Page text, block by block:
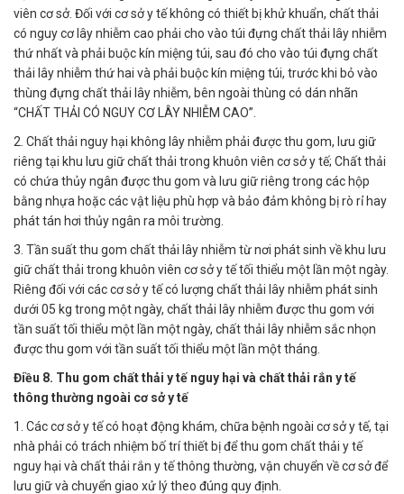
viên cơ sở. Đối với cơ sở y tế không có thiết bị khử khuẩn, chất thải
có nguy cơ lây nhiễm cao phải cho vào túi đựng chất thải lây nhiễm
thứ nhất và phải buộc kín miệng túi, sau đó cho vào túi đựng chất
thải lây nhiễm thứ hai và phải buộc kín miệng túi, trước khi bỏ vào
thùng đựng chất thải lây nhiễm, bên ngoài thùng có dán nhãn
“CHẤT THẢI CÓ NGUY CƠ LÂY NHIỄM CAO”.
2. Chất thải nguy hại không lây nhiễm phải được thu gom, lưu giữ
riêng tại khu lưu giữ chất thải trong khuôn viên cơ sở y tế; Chất thải
có chứa thủy ngân được thu gom và lưu giữ riêng trong các hộp
bằng nhựa hoặc các vật liệu phù hợp và bảo đảm không bị rò rỉ hay
phát tán hơi thủy ngân ra môi trường.
3. Tần suất thu gom chất thải lây nhiễm từ nơi phát sinh về khu lưu
giữ chất thải trong khuôn viên cơ sở y tế tối thiểu một lần một ngày.
Riêng đối với các cơ sở y tế có lượng chất thải lây nhiễm phát sinh
dưới 05 kg trong một ngày, chất thải lây nhiễm được thu gom với
tần suất tối thiểu một lần một ngày, chất thải lây nhiễm sắc nhọn
được thu gom với tần suất tối thiểu một lần một tháng.
Điều 8. Thu gom chất thải y tế nguy hại và chất thải rắn y tế
thông thường ngoài cơ sở y tế
1. Các cơ sở y tế có hoạt động khám, chữa bệnh ngoài cơ sở y tế, tại
nhà phải có trách nhiệm bố trí thiết bị để thu gom chất thải y tế
nguy hại và chất thải rắn y tế thông thường, vận chuyển về cơ sở để
lưu giữ và chuyển giao xử lý theo đúng quy định.